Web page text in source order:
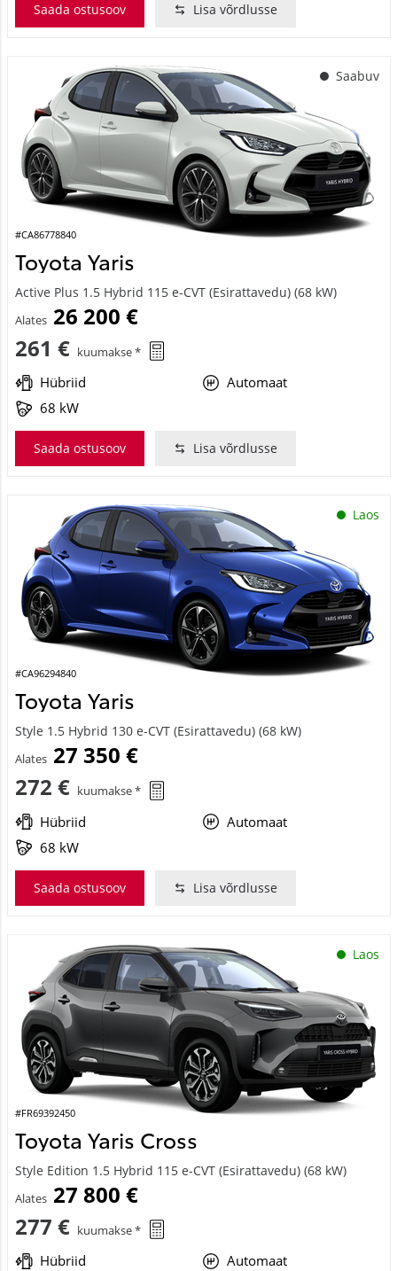
Saada ostusoov Lisa võrdlusse
Saabuv
#CA86778840
Toyota Yaris
Active Plus 1.5 Hybrid 115 e-CVT (Esirattavedu) (68 kW)
Alates 26 200 €
261 € kuumakse *
Hübriid
Automaat
68 kW
Saada ostusoov Lisa võrdlusse
Laos
#CA96294840
Toyota Yaris
Style 1.5 Hybrid 130 e-CVT (Esirattavedu) (68 kW)
Alates 27 350 €
272 € kuumakse *
Hübriid
Automaat
68 kW
Saada ostusoov Lisa võrdlusse
Laos
#FR69392450
Toyota Yaris Cross
Style Edition 1.5 Hybrid 115 e-CVT (Esirattavedu) (68 kW)
Alates 27 800 €
277 € kuumakse *
Hübriid
Automaat